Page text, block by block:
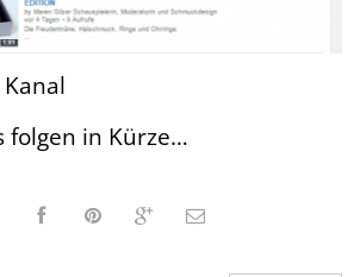
folgen in Kürze…